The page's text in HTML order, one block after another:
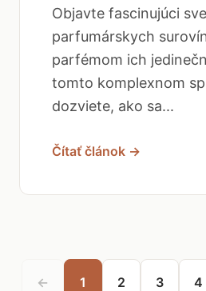
Objavte fascinujúci
parfumárskych
parfémom ich
tomto komplexnom
dozviete, ako sa...
Čítať článok →
← 1 2 3 4